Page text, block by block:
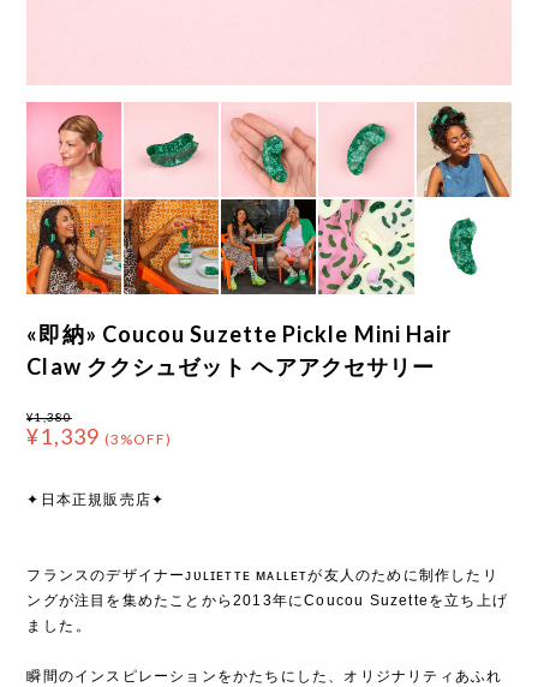
«即納» Coucou Suzette Pickle Mini Hair
Claw ククシュゼット ヘアアクセサリー
¥1,380
¥1,339 (3%OFF)
✦日本正規販売店✦
フランスのデザイナーᴊᴜʟɪᴇᴛᴛᴇ ᴍᴀʟʟᴇᴛが友人のために制作したリ
ングが注目を集めたことから2013年にCoucou Suzetteを立ち上げ
ました⁡。
瞬間のインスピレーションをかたちにした、オリジナリティあふれ